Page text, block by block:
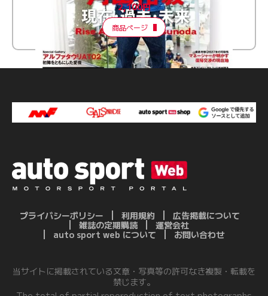
2,100円
商品ページ
プライバシーポリシー 利用規約
広告掲載について
雑誌の定期購読
運営会社
auto sport web について
お問い合わせ
当サイトに掲載されている文章・写真等の許可なき複製・転載を
禁じます。